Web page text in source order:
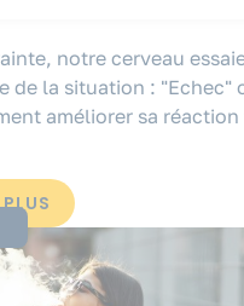
notre cerveau
de la situation : "Echec"
améliorer sa réaction